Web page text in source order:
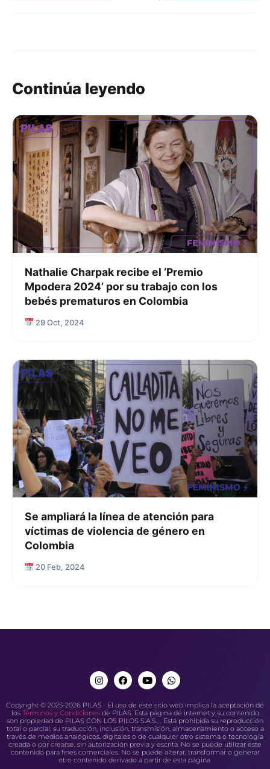
Continúa leyendo
Nathalie Charpak recibe el ‘Premio
Mpodera 2024’ por su trabajo con los
bebés prematuros en Colombia
29 Oct, 2024
Se ampliará la línea de atención para
víctimas de violencia de género en
Colombia
20 Feb, 2024
Copyright © 2025-2026 PILAS · El uso de este sitio web implica la aceptación de
los Términos y Condicionesde PILAS. Esta página de internet y su contenido
son propiedad de PILAS CON LOS PILOS S.A.S., . Está prohibida su reproducción
total o parcial, su traducción, inclusión, transmisión, almacenamiento o acceso a
través de medios analógicos, digitales o de cualquier otro sistema o tecnología
creada o por crearse, sin autorización previa y escrita. No se puede utilizar este
contenido para fines comerciales. No se puede alterar, transformar o generar
otro contenido derivado a partir de esta página.